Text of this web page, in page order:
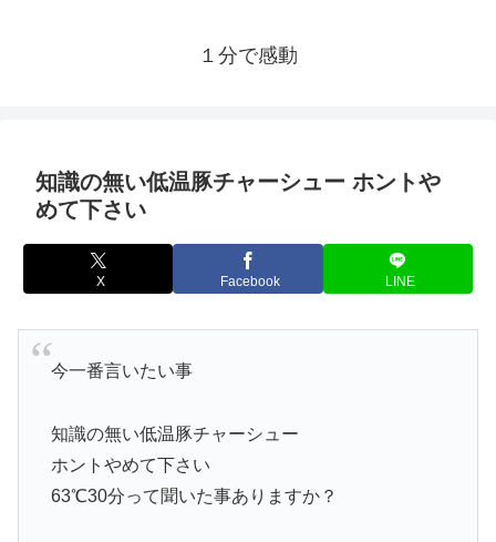
１分で感動
知識の無い低温豚チャーシュー ホントや
めて下さい
X Facebook LINE
今一番言いたい事
知識の無い低温豚チャーシュー
ホントやめて下さい
63℃30分って聞いた事ありますか？